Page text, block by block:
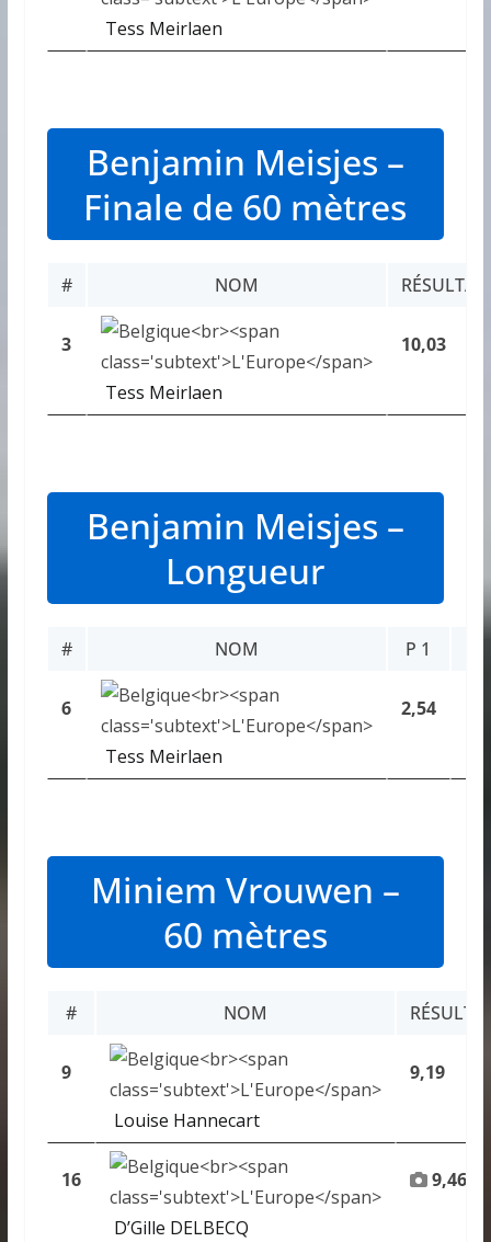
Tess Meirlaen
Benjamin Meisjes –
Finale de 60 mètres
# NOM RÉSULTAT
3
Tess Meirlaen
10,03
Benjamin Meisjes –
Longueur
# NOM P 1
6
Tess Meirlaen
2,54
Miniem Vrouwen –
60 mètres
# NOM
9
Louise Hannecart
9,19
16
D’Gille DELBECQ
9,46